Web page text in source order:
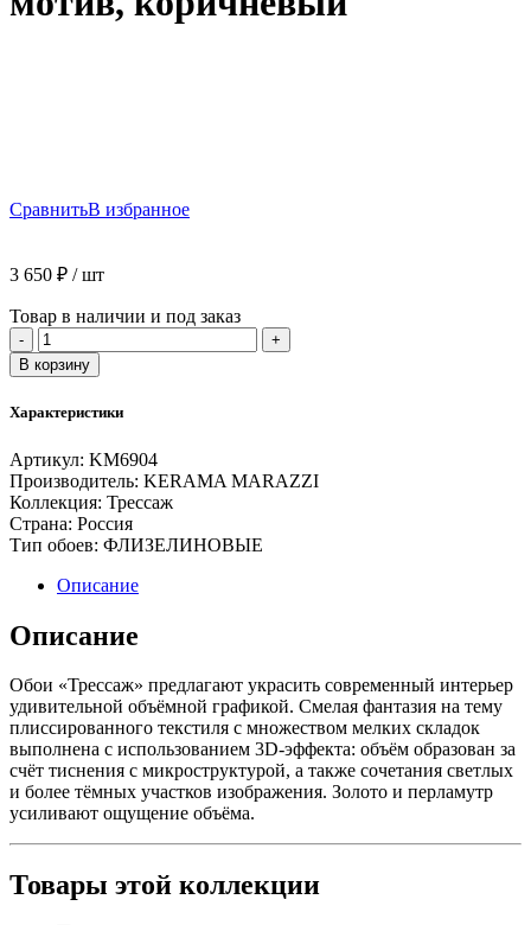
СравнитьВ избранное
3 650 ₽ / шт
Товар в наличии и под заказ
-
Количество
товара
Обои
Трессаж
коричневый
+
В корзину
Характеристики
Артикул: KM6904
Производитель: KERAMA MARAZZI
Коллекция: Трессаж
Страна: Россия
Тип обоев: ФЛИЗЕЛИНОВЫЕ
Описание
Описание
Обои «Трессаж» предлагают украсить современный интерьер
удивительной объёмной графикой. Смелая фантазия на тему
плиссированного текстиля с множеством мелких складок
выполнена с использованием 3D-эффекта: объём образован за
счёт тиснения с микроструктурой, а также сочетания светлых
и более тёмных участков изображения. Золото и перламутр
усиливают ощущение объёма.
Товары этой коллекции